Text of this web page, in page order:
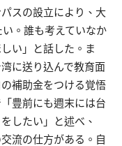
スの設立により、大
。誰も考えていなか
い」と話した。ま
に送り込んで教育面
補助金をつける覚悟
豊前にも週末には台
したい」と述べ、
流の仕方がある。自